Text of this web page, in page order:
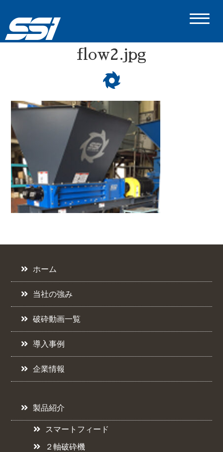
flow2.jpg
ホーム
当社の強み
破砕動画一覧
導入事例
企業情報
製品紹介
スマートフィード
２軸破砕機